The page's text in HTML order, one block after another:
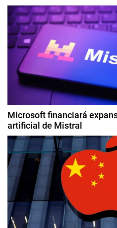
Microsoft financiará
artificial de Mistral